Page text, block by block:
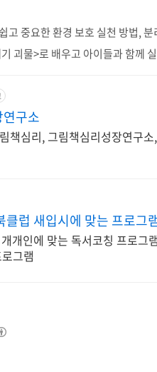
고 중요한 환경 보호 실천 방법,
괴물>로 배우고 아이들과 함께
구소
책심리, 그림책심리성장연구
클럽 새입시에 맞는 프로그
개인에 맞는 독서코칭 프로그
그램